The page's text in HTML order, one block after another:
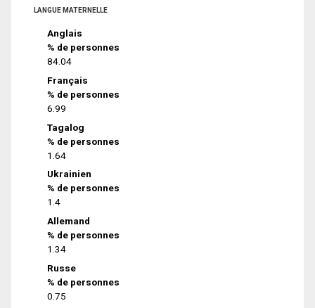
LANGUE MATERNELLE
Anglais
% de personnes
84.04
Français
% de personnes
6.99
Tagalog
% de personnes
1.64
Ukrainien
% de personnes
1.4
Allemand
% de personnes
1.34
Russe
% de personnes
0.75